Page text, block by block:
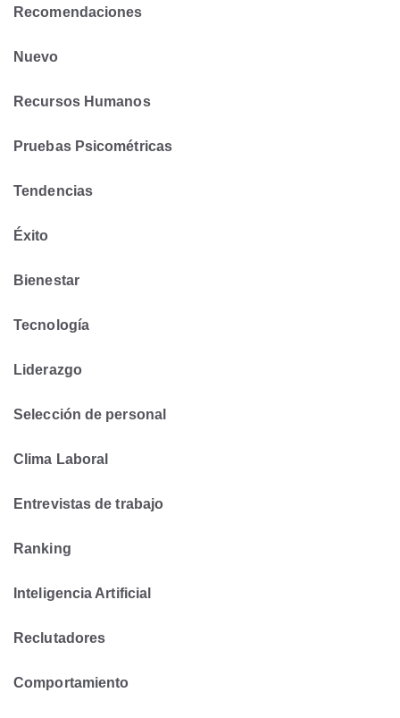
Recomendaciones
Nuevo
Recursos Humanos
Pruebas Psicométricas
Tendencias
Éxito
Bienestar
Tecnología
Liderazgo
Selección de personal
Clima Laboral
Entrevistas de trabajo
Ranking
Inteligencia Artificial
Reclutadores
Comportamiento